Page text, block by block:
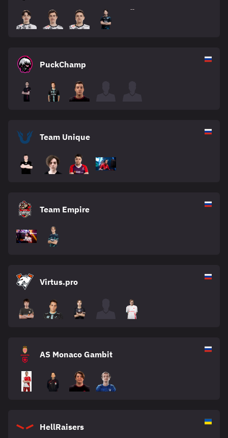
PuckChamp
Team Unique
Team Empire
Virtus.pro
AS Monaco Gambit
HellRaisers